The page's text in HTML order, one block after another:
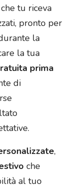
tu riceva
pronto per
la
la tua
prima
di
,
che
al tuo